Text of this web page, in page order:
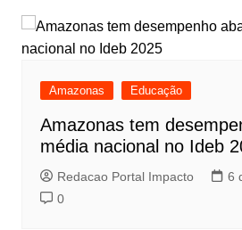
Amazonas Educação
Amazonas tem
média nacional no Ideb
Redacao Portal Impacto
6
0